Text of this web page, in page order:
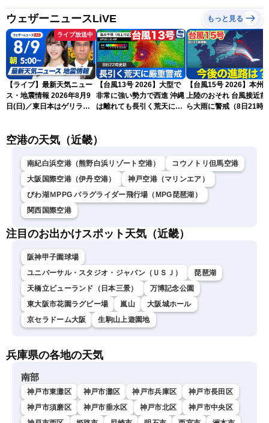
ウェザーニュースLiVE もっと見る
ライブ放送中
【ライブ】最新天気ニュー
ス・地震情報 2026年8月9
日(日)／東日本はゲリラ雷
ュースLiVEモーニング・魚
【台風13号 2026】大型で
非常に強い勢力で西進 沖縄
は離れても長引く荒天に厳
【台風15号 2026】本州
上陸のおそれ 台風接近前
ら大雨に警戒（8日21時
空港の天気（近畿）
南紀白浜空港（熊野白浜リゾート空港）
コウノトリ但馬空港
大阪国際空港（伊丹空港）
神戸空港（マリンエア）
びわ湖ＭPPG パラグライダー飛行場（MPG琵琶湖）
関西国際空港
注目のお出かけスポット天気（近畿）
阪神甲子園球場
ユニバーサル・スタジオ・ジャパン（ＵＳＪ）
琵琶湖
天橋立ビューランド（日本三景）
万博記念公園
東大阪市花園ラグビー場
嵐山
大阪城ホール
京セラドーム大阪
生駒山上遊園地
兵庫県の各地の天気
南部
神戸市東灘区 神戸市灘区 神戸市兵庫区
神戸市長田区
神戸市須磨区
神戸市垂水区 神戸市北区
神戸市中央区